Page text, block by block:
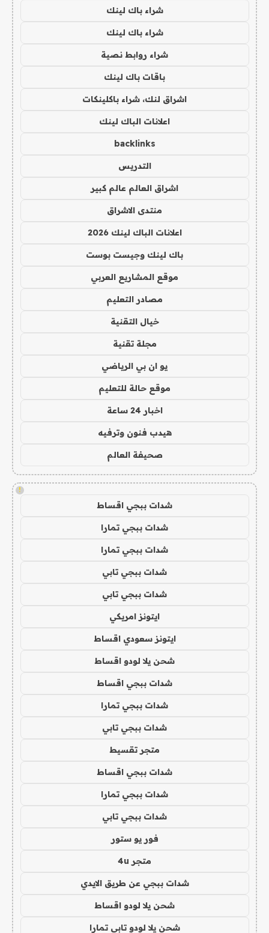
شراء باك لينك
شراء باك لينك
شراء روابط نصية
باقات باك لينك
اشراق لنك، شراء باكلينكات
اعلانات الباك لينك
backlinks
التدريس
اشراق العالم عالم كبير
منتدى الاشراق
اعلانات الباك لينك 2026
باك لينك وجيست بوست
موقع المشاريع العربي
مصادر التعليم
خيال التقنية
مجلة تقنية
يو ان بي الرياضي
موقع حالة للتعليم
اخبار 24 ساعة
هيدب فنون وترفيه
صحيفة العالم
!
شدات ببجي اقساط
شدات ببجي تمارا
شدات ببجي تمارا
شدات ببجي تابي
شدات ببجي تابي
ايتونز امريكي
ايتونز سعودي اقساط
شحن يلا لودو اقساط
شدات ببجي اقساط
شدات ببجي تمارا
شدات ببجي تابي
متجر تقسيط
شدات ببجي اقساط
شدات ببجي تمارا
شدات ببجي تابي
فور يو ستور
متجر 4u
شدات ببجي عن طريق الايدي
شحن يلا لودو اقساط
شحن يلا لودو تابي تمارا